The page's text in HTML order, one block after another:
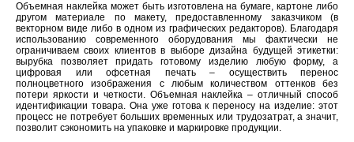
Объемная наклейка может быть изготовлена на бумаге, картоне либо
другом материале по макету, предоставленному заказчиком (в
векторном виде либо в одном из графических редакторов). Благодаря
использованию современного оборудования мы фактически не
ограничиваем своих клиентов в выборе дизайна будущей этикетки:
вырубка позволяет придать готовому изделию любую форму, а
цифровая или офсетная печать – осуществить перенос
полноцветного изображения с любым количеством оттенков без
потери яркости и четкости. Объемная наклейка – отличный способ
идентификации товара. Она уже готова к переносу на изделие: этот
процесс не потребует больших временных или трудозатрат, а значит,
позволит сэкономить на упаковке и маркировке продукции.